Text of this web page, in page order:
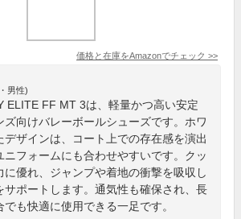
価格と在庫をAmazonでチェック >>
男性)
ELITE FF MT 3は、軽量かつ高い安定
ズ向けバレーボールシューズです。ホワ
デザインは、コート上での存在感を演出
ニフォームにも合わせやすいです。クッ
に優れ、ジャンプや着地の衝撃を吸収し
サポートします。通気性も確保され、長
も快適に使用できる一足です。